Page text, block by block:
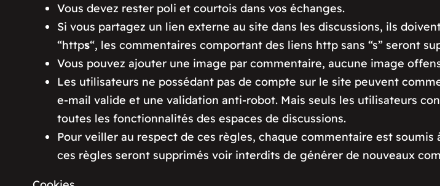
Vous devez rester poli et courtois dans vos échanges.
Si vous partagez un lien externe au site dans les discussions, ils
“https“, les commentaires comportant des liens http sans “s” seront
Vous pouvez ajouter une image par commentaire, aucune image
Les utilisateurs ne possédant pas de compte sur le site peuvent
e-mail valide et une validation anti-robot. Mais seuls les utilisateurs
toutes les fonctionnalités des espaces de discussions.
Pour veiller au respect de ces règles, chaque commentaire est
ces règles seront supprimés voir interdits de générer de nouveaux